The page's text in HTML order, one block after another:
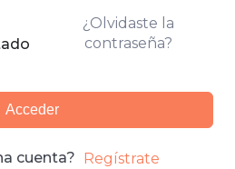
¿Olvidaste la
contraseña?
Acceder
cuenta? Regístrate